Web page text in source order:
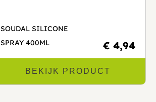
SOUDAL SILICONE
SPRAY 400ML
€ 4,94
BEKIJK PRODUCT